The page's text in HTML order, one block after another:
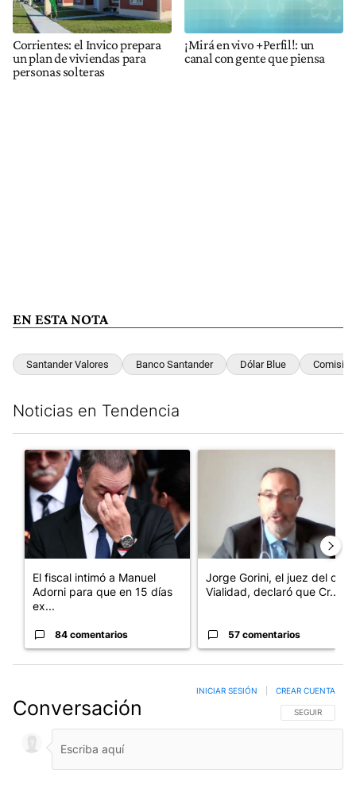
Corrientes: el Invico prepara
un plan de viviendas para
personas solteras
¡Mirá en vivo +Perfil!: un
canal con gente que piensa
EN ESTA NOTA
Santander Valores Banco Santander Dólar Blue
Noticias en Tendencia
Un artículo de tendencia con el título "El fiscal intimó a
El fiscal intimó a Manuel
Adorni para que en 15 días
ex...
84 comentarios
Jorge Gorini, el juez del caso
Vialidad, declaró que Cr...
57 comentarios
Conversación SIGA ESTA
SEGUIR
INICIAR SESIÓN CREAR CUENTA